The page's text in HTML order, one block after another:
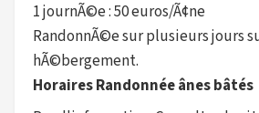
1 journÃ©e : 50 euros/Ã¢ne
RandonnÃ©e sur plusieurs jours
hÃ©bergement.
Horaires Randonnée ânes bâtés